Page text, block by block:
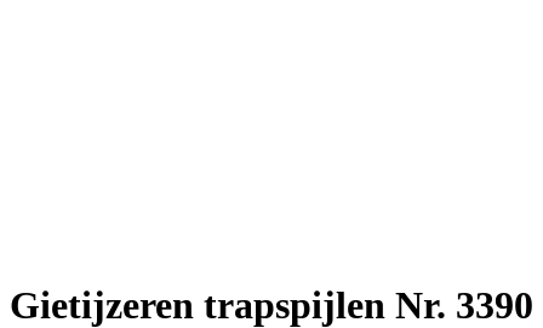
Gietijzeren trapspijlen Nr. 3390